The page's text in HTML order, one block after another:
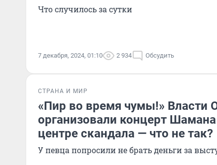
Что случилось за сутки
7 декабря, 2024, 01:10 2 934 Обсудить
СТРАНА И МИР
«Пир во время чумы!» Власти
организовали концерт
центре скандала — что не так?
У певца попросили не брать деньги за